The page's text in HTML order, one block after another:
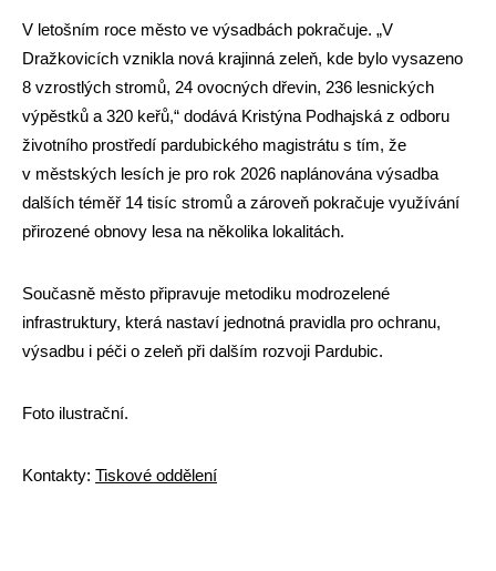
V letošním roce město ve výsadbách pokračuje. „V
Dražkovicích vznikla nová krajinná zeleň, kde bylo vysazeno
8 vzrostlých stromů, 24 ovocných dřevin, 236 lesnických
výpěstků a 320 keřů,“ dodává Kristýna Podhajská z odboru
životního prostředí pardubického magistrátu s tím, že
v městských lesích je pro rok 2026 naplánována výsadba
dalších téměř 14 tisíc stromů a zároveň pokračuje využívání
přirozené obnovy lesa na několika lokalitách.
Současně město připravuje metodiku modrozelené
infrastruktury, která nastaví jednotná pravidla pro ochranu,
výsadbu i péči o zeleň při dalším rozvoji Pardubic.
Foto ilustrační.
Kontakty: Tiskové oddělení